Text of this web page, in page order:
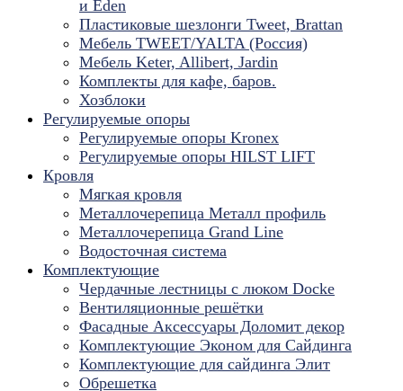
и Eden
Пластиковые шезлонги Tweet, Brattan
Мебель TWEET/YALTA (Россия)
Мебель Keter, Allibert, Jardin
Комплекты для кафе, баров.
Хозблоки
Регулируемые опоры
Регулируемые опоры Kronex
Регулируемые опоры HILST LIFT
Кровля
Мягкая кровля
Металлочерепица Металл профиль
Металлочерепица Grand Line
Водосточная система
Комплектующие
Чердачные лестницы с люком Docke
Вентиляционные решётки
Фасадные Аксессуары Доломит декор
Комплектующие Эконом для Сайдинга
Комплектующие для cайдинга Элит
Обрешетка